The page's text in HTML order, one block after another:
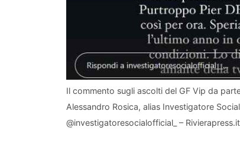
Il commento sugli ascolti del GF Vip da
Alessandro Rosica, alias Investigatore
@investigatoresocialofficial_ –